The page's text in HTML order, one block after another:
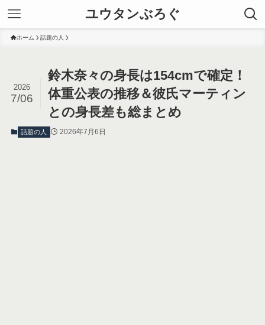
ユウタンぶろぐ
ホーム 話題の人
鈴木奈々の身長は154cmで確定！
体重公表の推移＆彼氏マーティン
との身長差も総まとめ
2026
7/06
話題の人 2026年7月6日